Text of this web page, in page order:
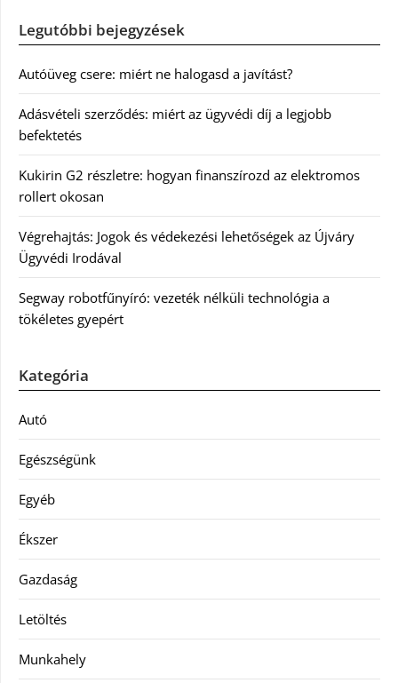
Legutóbbi bejegyzések
Autóüveg csere: miért ne halogasd a javítást?
Adásvételi szerződés: miért az ügyvédi díj a legjobb
befektetés
Kukirin G2 részletre: hogyan finanszírozd az elektromos
rollert okosan
Végrehajtás: Jogok és védekezési lehetőségek az Újváry
Ügyvédi Irodával
Segway robotfűnyíró: vezeték nélküli technológia a
tökéletes gyepért
Kategória
Autó
Egészségünk
Egyéb
Ékszer
Gazdaság
Letöltés
Munkahely